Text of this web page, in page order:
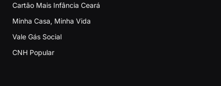
Cartão Mais Infância Ceará
Minha Casa, Minha Vida
Vale Gás Social
CNH Popular